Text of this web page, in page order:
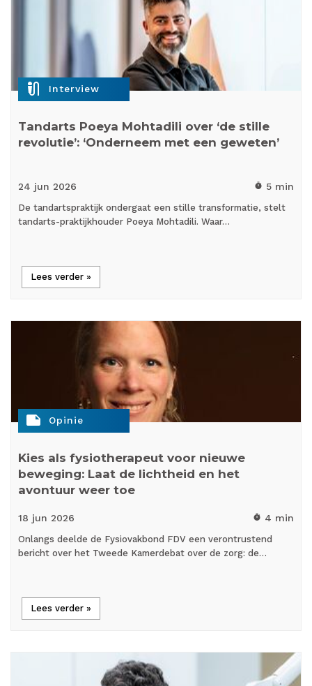
mic_external_on Interview
Tandarts Poeya Mohtadili over ‘de stille
revolutie’: ‘Onderneem met een geweten’
24 jun 2026 timer 5 min
De tandartspraktijk ondergaat een stille transformatie, stelt
tandarts-praktijkhouder Poeya Mohtadili. Waar…
Lees verder »
note Opinie
Kies als fysiotherapeut voor nieuwe
beweging: Laat de lichtheid en het
avontuur weer toe
18 jun 2026 timer 4 min
Onlangs deelde de Fysiovakbond FDV een verontrustend
bericht over het Tweede Kamerdebat over de zorg: de…
Lees verder »